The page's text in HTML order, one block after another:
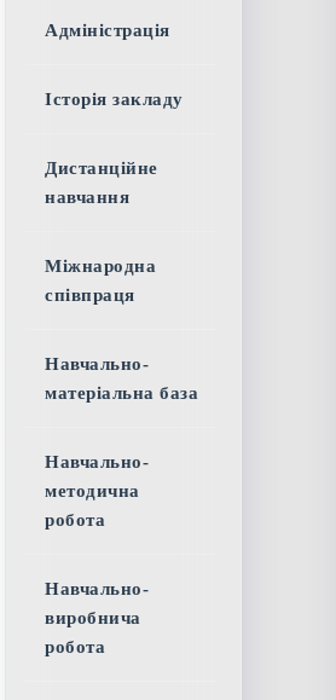
Адміністрація
Історія закладу
Дистанційне
навчання
Міжнародна
співпраця
Навчально-
матеріальна база
Навчально-
методична
робота
Навчально-
виробнича
робота